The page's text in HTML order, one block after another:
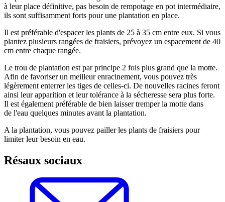
à leur place définitive, pas besoin de rempotage en pot intermédiaire,
ils sont suffisamment forts pour une plantation en place.
Il est préférable d'espacer les plants de 25 à 35 cm entre eux. Si vous
plantez plusieurs rangées de fraisiers, prévoyez un espacement de 40
cm entre chaque rangée.
Le trou de plantation est par principe 2 fois plus grand que la motte.
Afin de favoriser un meilleur enracinement, vous pouvez très
légèrement enterrer les tiges de celles-ci. De nouvelles racines feront
ainsi leur apparition et leur tolérance à la sécheresse sera plus forte.
Il est également préférable de bien laisser tremper la motte dans
de l'eau quelques minutes avant la plantation.
A la plantation, vous pouvez pailler les plants de fraisiers pour
limiter leur besoin en eau.
Résaux sociaux